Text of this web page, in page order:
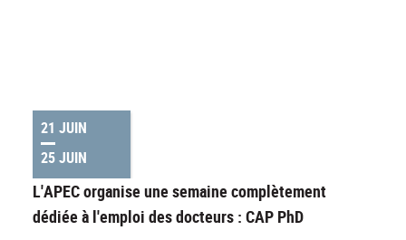
21 JUIN
25 JUIN
L'APEC organise une semaine complètement
dédiée à l'emploi des docteurs : CAP PhD